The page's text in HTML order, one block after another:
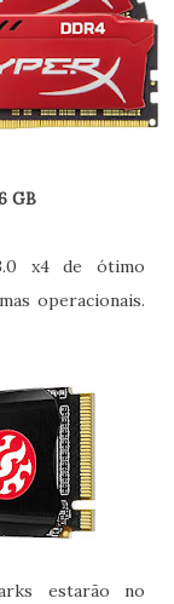
GB
x4 de ótimo
operacionais.
estarão no